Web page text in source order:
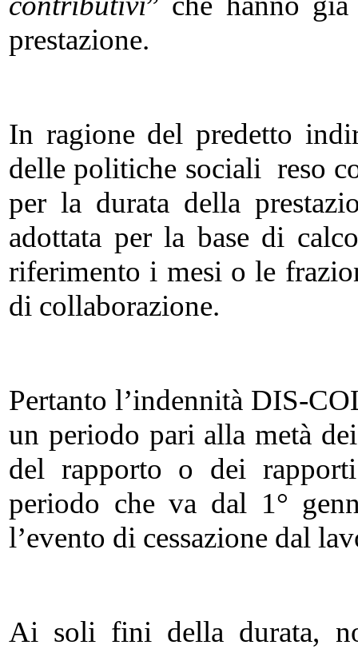
prestazione.
In ragione del predetto
delle politiche sociali reso
per la durata della
adottata per la base di
riferimento i mesi o le
di collaborazione.
Pertanto l’indennità DIS-
un periodo pari alla metà
del rapporto o dei
periodo che va dal 1°
l’evento di cessazione dal
Ai soli fini della durata,